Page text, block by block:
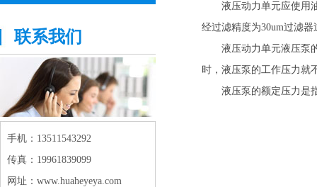
联系我们
手机：13511543292
传真：19961839099
网址：www.huaheyeya.com
液压动力单元应使用油
经过滤精度为30um过滤
液压动力单元液压泵的
时，液压泵的工作压力就
液压泵的额定压力是指